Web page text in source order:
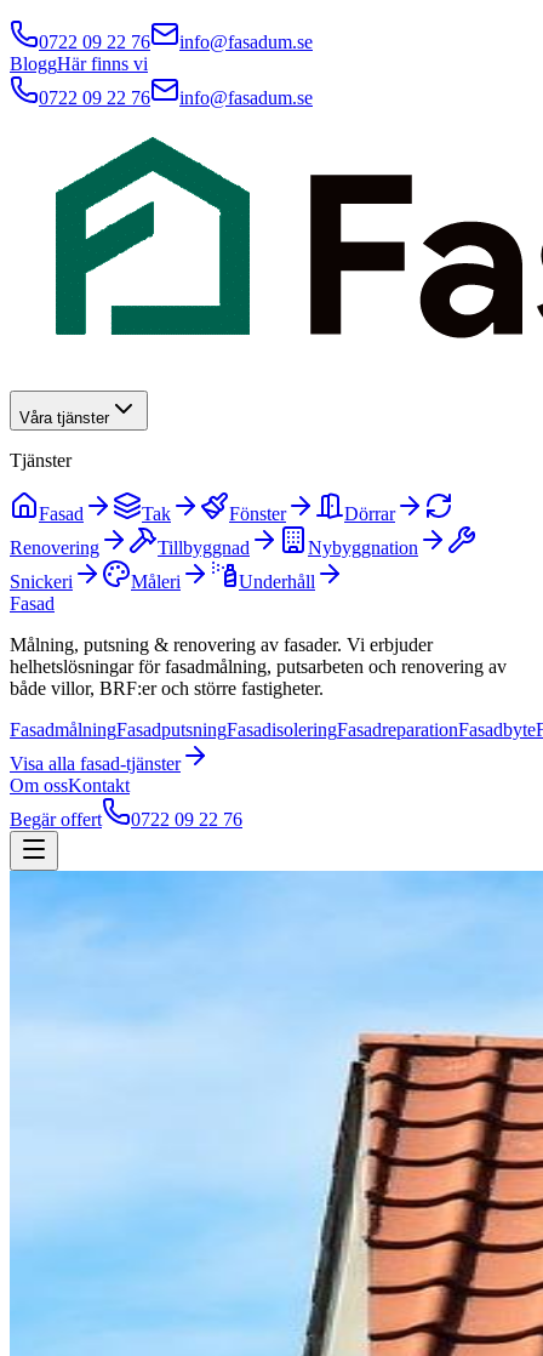
0722 09 22 76
info@fasadum.se
BloggHär finns vi
0722 09 22 76
info@fasadum.se
Våra tjänster
Tjänster
Fasad Tak Fönster
Dörrar
Renovering
Tillbyggnad
Nybyggnation
Snickeri
Måleri
Underhåll
Fasad
Målning, putsning & renovering av fasader. Vi erbjuder
helhetslösningar för fasadmålning, putsarbeten och renovering av
både villor, BRF:er och större fastigheter.
FasadmålningFasadputsningFasadisoleringFasadreparationFasadbyte
Visa alla fasad-tjänster
Om ossKontakt
Begär offert
0722 09 22 76